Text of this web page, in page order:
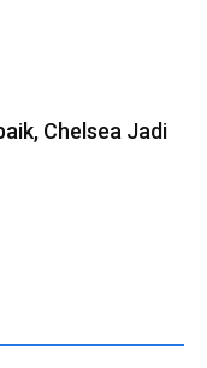
Chelsea Jadi